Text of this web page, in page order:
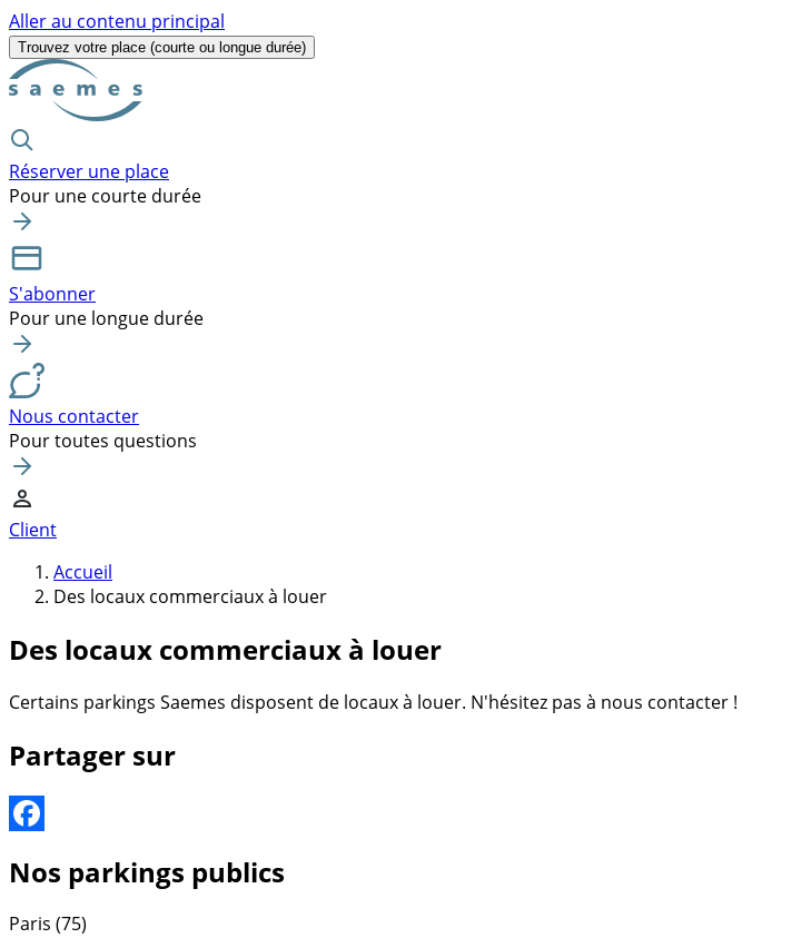
Aller au contenu principal
Trouvez votre place (courte ou longue durée)
Réserver une place
Pour une courte durée
S'abonner
Pour une longue durée
Nous contacter
Pour toutes questions
Client
Accueil
Des locaux commerciaux à louer
Des locaux commerciaux à louer
Certains parkings Saemes disposent de locaux à louer. N'hésitez pas à nous contacter !
Partager sur
Nos parkings publics
Paris (75)